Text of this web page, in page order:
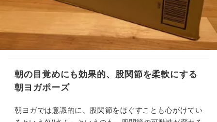
朝の目覚めにも効果的、股関節を柔軟にする
朝ヨガポーズ
朝ヨガでは意識的に、股関節をほぐすことも心がけてい